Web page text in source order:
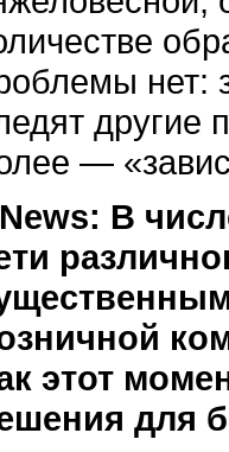
нет:
другие
—
В
этот
для